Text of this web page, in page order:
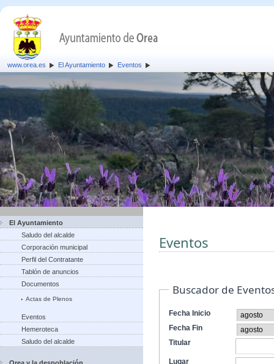
www.orea.es El Ayuntamiento Eventos
El Ayuntamiento
Saludo del alcalde
Corporación municipal
Perfil del Contratante
Tablón de anuncios
Documentos
Actas de Plenos
Eventos
Hemeroteca
Saludo del alcalde
Eventos
Buscador de
Fecha Inicio
Fecha Fin
Titular
Lugar